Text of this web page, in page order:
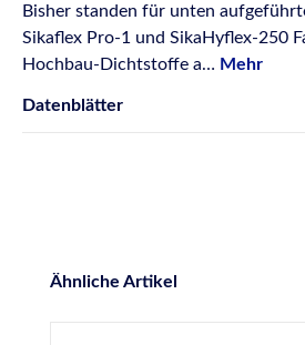
Bisher standen für unten
Sikaflex Pro-1 und SikaHyflex-250
Hochbau-Dichtstoffe a… Mehr
Datenblätter
Produktgalerie überspringen
Ähnliche Artikel